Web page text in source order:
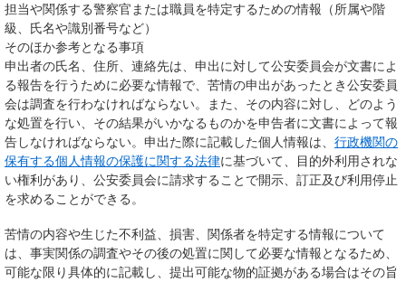
担当や関係する警察官または職員を特定するための情報（所属や階
級、氏名や識別番号など）
そのほか参考となる事項
申出者の氏名、住所、連絡先は、申出に対して公安委員会が文書によ
る報告を行うために必要な情報で、苦情の申出があったとき公安委員
会は調査を行わなければならない。また、その内容に対し、どのよう
な処置を行い、その結果がいかなるものかを申告者に文書によって報
告しなければならない。申出た際に記載した個人情報は、 行政機関の
保有する個人情報の保護に関する法律に基づいて、目的外利用されな
い権利があり、公安委員会に請求することで開示、訂正及び利用停止
を求めることができる。
苦情の内容や生じた不利益、損害、関係者を特定する情報について
は、事実関係の調査やその後の処置に関して必要な情報となるため、
可能な限り具体的に記載し、提出可能な物的証拠がある場合はその旨